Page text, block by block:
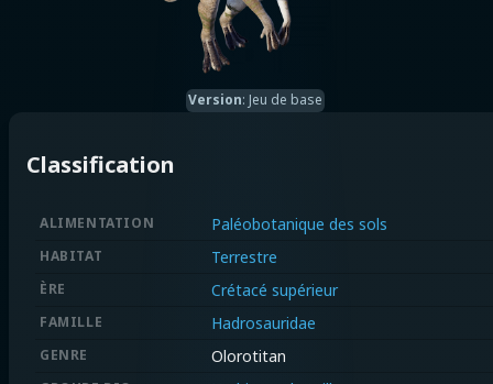
Version: Jeu de base
Classification
ALIMENTATION Paléobotanique des sols
HABITAT Terrestre
ÈRE Crétacé supérieur
FAMILLE Hadrosauridae
GENRE Olorotitan